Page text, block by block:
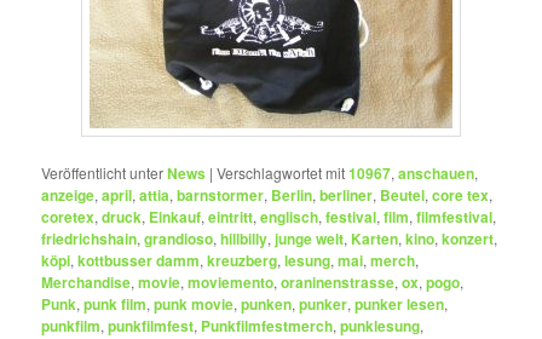
Veröffentlicht unterNews |Verschlagwortet mit10967,anschauen,
anzeige,april,attia,barnstormer, Berlin,berliner, Beutel,core tex,
coretex,druck, Einkauf,eintritt,englisch,festival,film,filmfestival,
friedrichshain,grandioso,hillbilly,junge welt, Karten,kino,konzert,
köpi,kottbusser damm,kreuzberg,lesung,mai,merch,
Merchandise,movie,moviemento,oraninenstrasse,ox,pogo,
Punk,punk film,punk movie,punken,punker,punker lesen,
punkfilm,punkfilmfest, Punkfilmfestmerch,punklesung,